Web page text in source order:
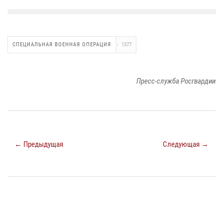
СПЕЦИАЛЬНАЯ ВОЕННАЯ ОПЕРАЦИЯ 1377
Пресс-служба Росгвардии
← Предыдущая Следующая →